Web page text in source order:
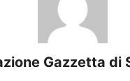
Gazzetta di